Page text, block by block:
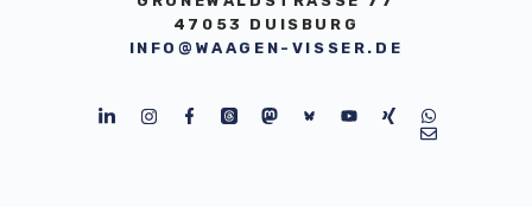
47053 DUISBURG
INFO@WAAGEN-VISSER.DE